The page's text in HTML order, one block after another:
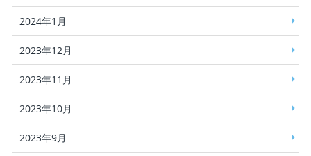
2024年1月
2023年12月
2023年11月
2023年10月
2023年9月